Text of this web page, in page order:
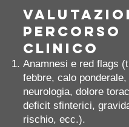
percorso
clinico
Anamnesi e red flags
febbre, calo ponderale,
neurologia, dolore
deficit sfinterici,
rischio, ecc.).